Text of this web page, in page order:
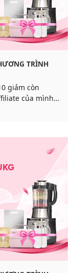
TRÌNH
giảm còn
của mình